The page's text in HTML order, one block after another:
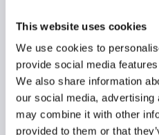
This website uses cookies
We use cookies to
provide social media
We also share information
our social media,
may combine it with other
provided to them or that
€64,98
zzgl.Versandkosten